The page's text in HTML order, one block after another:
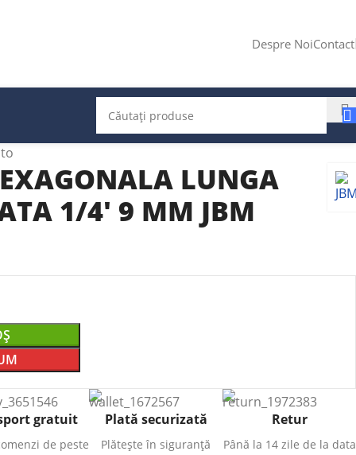
Despre NoiContact
LUNGA
1/4′ 9 MM JBM
gratuit
de peste
Plată securizată
Plătește în siguranță
Retur
Până la 14 zile de la data